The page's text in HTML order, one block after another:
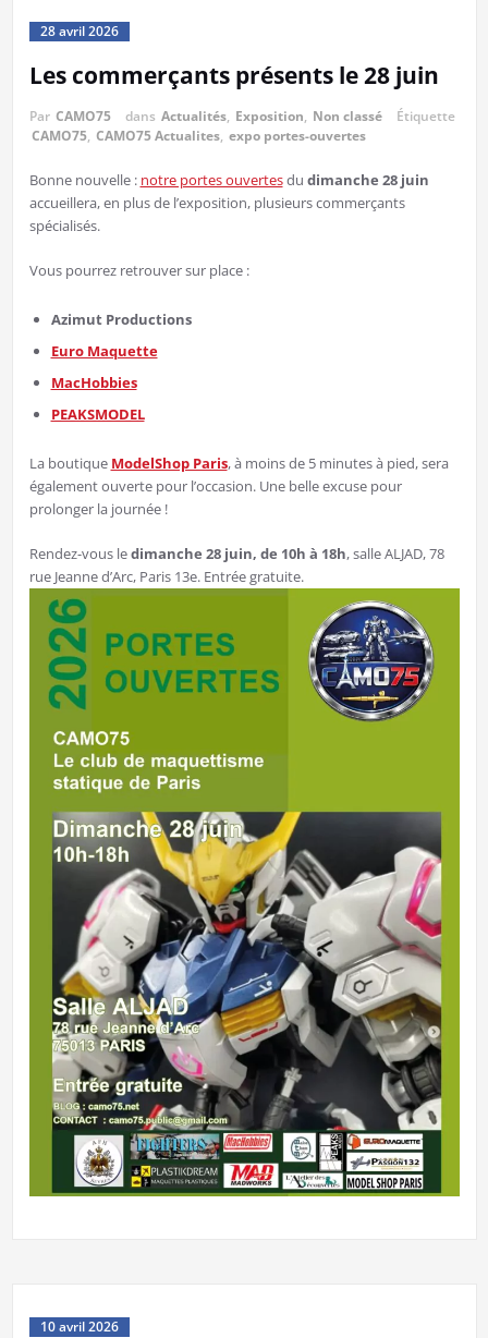
28 avril 2026
Les commerçants présents le 28 juin
Par CAMO75 dans Actualités, Exposition, Non classé
Étiquette
CAMO75, CAMO75 Actualites, expo portes-ouvertes
Bonne nouvelle : notre portes ouvertesdu dimanche 28 juin
accueillera, en plus de l’exposition, plusieurs commerçants
spécialisés.
Vous pourrez retrouver sur place :
Azimut Productions
Euro Maquette
MacHobbies
PEAKSMODEL
La boutique ModelShop Paris, à moins de 5 minutes à pied, sera
également ouverte pour l’occasion. Une belle excuse pour
prolonger la journée !
Rendez-vous ledimanche 28 juin, de 10h à 18h, salle ALJAD, 78
rue Jeanne d’Arc, Paris 13e. Entrée gratuite.
10 avril 2026